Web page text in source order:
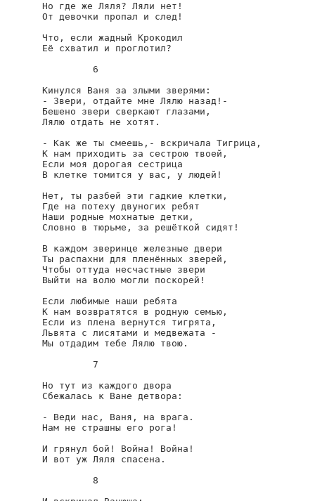
Но где же Ляля? Ляли нет!
От девочки пропал и след!
Что, если жадный Крокодил
Её схватил и проглотил?
         6
Кинулся Ваня за злыми зверями:
- Звери, отдайте мне Лялю назад!-
Бешено звери сверкают глазами,
Лялю отдать не хотят.
- Как же ты смеешь,- вскричала Тигрица,
К нам приходить за сестрою твоей,
Если моя дорогая сестрица
В клетке томится у вас, у людей!
Нет, ты разбей эти гадкие клетки,
Где на потеху двуногих ребят
Наши родные мохнатые детки,
Словно в тюрьме, за решёткой сидят!
В каждом зверинце железные двери
Ты распахни для пленённых зверей,
Чтобы оттуда несчастные звери
Выйти на волю могли поскорей!
Если любимые наши ребята
К нам возвратятся в родную семью,
Если из плена вернутся тигрята,
Львята с лисятами и медвежата -
Мы отдадим тебе Лялю твою.
         7
Но тут из каждого двора
Сбежалась к Ване детвора:
- Веди нас, Ваня, на врага.
Нам не страшны его рога!
И грянул бой! Война! Война!
И вот уж Ляля спасена.
         8